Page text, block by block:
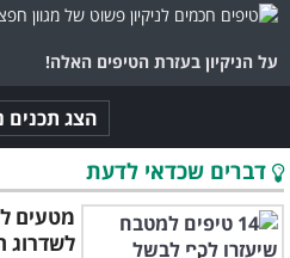
על הניקיון בעזרת הטיפים האלה!
הצג תכנים
דברים שכדאי לדעת
לשדרוג